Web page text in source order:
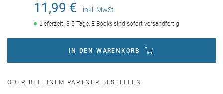
11,99 € inkl. MwSt.
Lieferzeit: 3-5 Tage, E-Books sind sofort versandfertig
IN DEN WARENKORB
ODER BEI EINEM PARTNER BESTELLEN